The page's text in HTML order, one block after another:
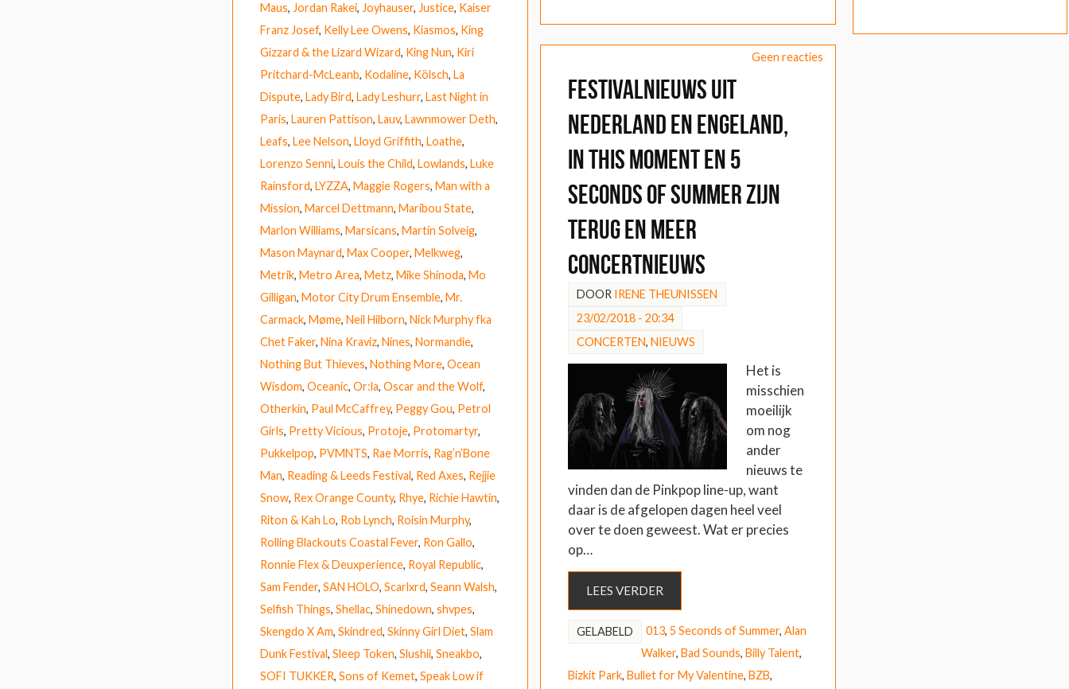
Maus, Jordan Rakei, Joyhauser, Justice, Kaiser
Franz Josef, Kelly Lee Owens, Kiasmos, King
Gizzard & the Lizard Wizard, King Nun, Kiri
Pritchard-McLeanb, Kodaline, Kölsch, La
Dispute, Lady Bird, Lady Leshurr, Last Night in
Paris, Lauren Pattison, Lauv, Lawnmower Deth,
Leafs, Lee Nelson, Lloyd Griffith, Loathe,
Lorenzo Senni, Louis the Child, Lowlands, Luke
Rainsford, LYZZA, Maggie Rogers, Man with a
Mission, Marcel Dettmann, Maribou State,
Marlon Williams, Marsicans, Martin Solveig,
Mason Maynard, Max Cooper, Melkweg,
Metrik, Metro Area, Metz, Mike Shinoda, Mo
Gilligan, Motor City Drum Ensemble, Mr.
Carmack, Møme, Neil Hilborn, Nick Murphy fka
Chet Faker, Nina Kraviz, Nines, Normandie,
Nothing But Thieves, Nothing More, Ocean
Wisdom, Oceanic, Or:la, Oscar and the Wolf,
Otherkin, Paul McCaffrey, Peggy Gou, Petrol
Girls, Pretty Vicious, Protoje, Protomartyr,
Pukkelpop, PVMNTS, Rae Morris, Rag’n’Bone
Man, Reading & Leeds Festival, Red Axes, Rejjie
Snow, Rex Orange County, Rhye, Richie Hawtin,
Riton & Kah Lo, Rob Lynch, Roisin Murphy,
Rolling Blackouts Coastal Fever, Ron Gallo,
Ronnie Flex & Deuxperience, Royal Republic,
Sam Fender, SAN HOLO, Scarlxrd, Seann Walsh,
Selfish Things, Shellac, Shinedown, shvpes,
Skengdo X Am, Skindred, Skinny Girl Diet, Slam
Dunk Festival, Sleep Token, Slushii, Sneakbo,
SOFI TUKKER, Sons of Kemet, Speak Low if
Geen reacties
Festivalnieuws uit
Nederland en Engeland,
In This Moment en 5
Seconds of Summer zijn
terug en meer
concertnieuws
DOOR IRENE THEUNISSEN
23/02/2018 - 20:34
CONCERTEN, NIEUWS
Het is
misschien
moeilijk
om nog
ander
nieuws te
vinden dan de Pinkpop line-up, want
daar is de afgelopen dagen heel veel
over te doen geweest. Wat er precies
op…
LEES VERDER
GELABELD 013, 5 Seconds of Summer, Alan
Walker, Bad Sounds, Billy Talent,
Bizkit Park, Bullet for My Valentine, BZB,